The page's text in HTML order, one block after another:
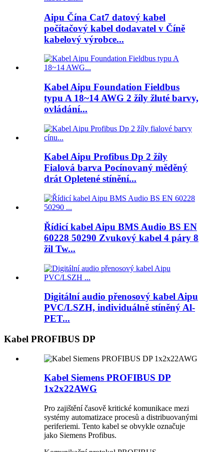
Aipu Čína Cat7 datový kabel
počítačový kabel dodavatel v Číně
kabelový výrobce...
Kabel Aipu Foundation Fieldbus
typu A 18~14 AWG 2 žíly žluté barvy,
ovládání...
Kabel Aipu Profibus Dp 2 žíly
Fialová barva Pocínovaný měděný
drát Opletené stínění...
Řídicí kabel Aipu BMS Audio BS EN
60228 50290 Zvukový kabel 4 páry 8
žil Tw...
Digitální audio přenosový kabel Aipu
PVC/LSZH, individuálně stíněný Al-
PET...
Kabel PROFIBUS DP
Kabel Siemens PROFIBUS DP
1x2x22AWG
Pro zajištění časově kritické komunikace mezi
systémy automatizace procesů a distribuovanými
periferiemi. Tento kabel se obvykle označuje
jako Siemens Profibus.